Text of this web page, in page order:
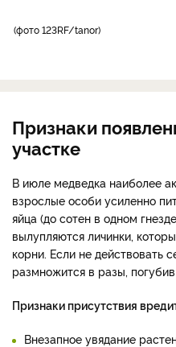
фото 123RF/tanor
Признаки
участке
В июле медведка наиболее
взрослые особи усиленно
яйца (до сотен в одном
вылупляются личинки,
корни. Если не действовать
размножится в разы,
Признаки присутствия
Внезапное увядание